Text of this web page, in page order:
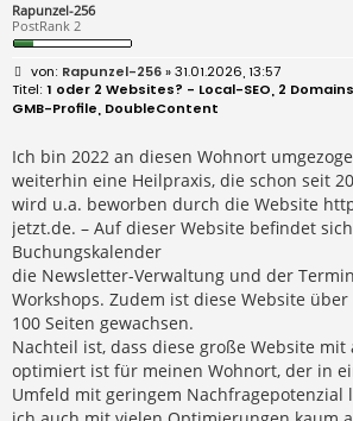
Rapunzel-256
PostRank 2
B
e
i
t
a
g
Rapunzel-256» 31.01.2026, 13:57
1 oder 2 Websites? - Local-SEO, 2
GMB-Profile, DoubleContent
Ich bin 2022 an diesen Wohnort
weiterhin eine Heilpraxis, die schon seit
wird u.a. beworben durch die Website
jetzt.de. – Auf dieser Website befindet
Buchungskalender
die Newsletter-Verwaltung und der
Workshops. Zudem ist diese Website
100 Seiten gewachsen.
Nachteil ist, dass diese große Website
optimiert ist für meinen Wohnort, der in
Umfeld mit geringem Nachfragepotenzial